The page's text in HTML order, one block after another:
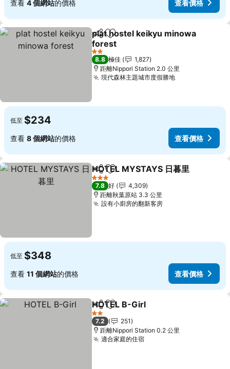
查看 4 個網站的價格 查看價格
分享 放到收藏夾
plat hostel keikyu minowa
forest
2 星級
8.8 極佳
1,827
距離Nippori Station 2.0 公里
現代森林主題城市度假勝地
低至 $234
查看 8 個網站的價格 查看價格
分享 放到收藏夾
HOTEL MYSTAYS 日暮里
3 星級
7.8 好
4,309
距離秋葉原站 3.3 公里
設有小廚房的翻新客房
低至 $348
查看 11 個網站的價格 查看價格
分享 放到收藏夾
HOTEL B-Girl
2 星級
7.2
251
距離Nippori Station 0.2 公里
適合家庭的住宿